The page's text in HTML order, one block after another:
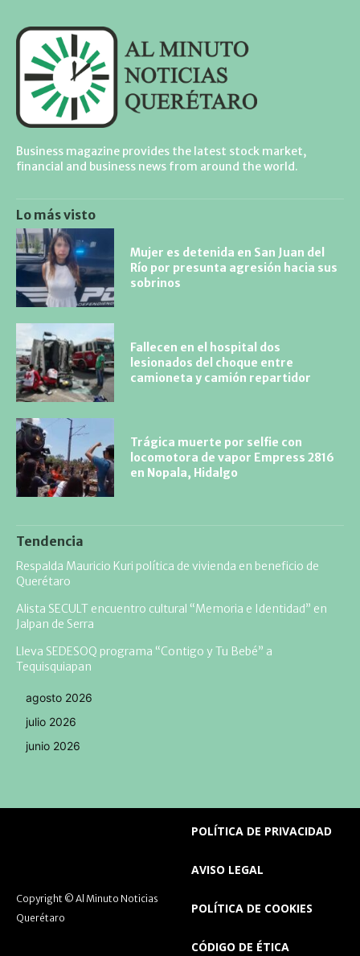
Business magazine provides the latest stock market,
financial and business news from around the world.
Lo más visto
Mujer es detenida en San Juan del
Río por presunta agresión hacia sus
sobrinos
Fallecen en el hospital dos
lesionados del choque entre
camioneta y camión repartidor
Trágica muerte por selfie con
locomotora de vapor Empress 2816
en Nopala, Hidalgo
Tendencia
Respalda Mauricio Kuri política de vivienda en beneficio de
Querétaro
Alista SECULT encuentro cultural “Memoria e Identidad” en
Jalpan de Serra
Lleva SEDESOQ programa “Contigo y Tu Bebé” a
Tequisquiapan
agosto 2026
julio 2026
junio 2026
Copyright © Al Minuto Noticias
Querétaro
POLÍTICA DE PRIVACIDAD
AVISO LEGAL
POLÍTICA DE COOKIES
CÓDIGO DE ÉTICA